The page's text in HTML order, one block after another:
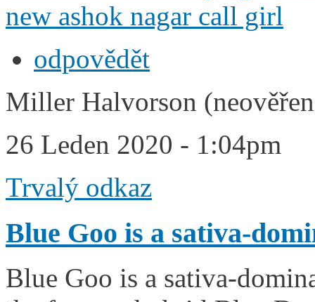
new ashok nagar call girl
odpovědět
Miller Halvorson
26 Leden 2020 - 1:04pm
Trvalý odkaz
Blue Goo is a sativa-
Blue Goo is a sativa-